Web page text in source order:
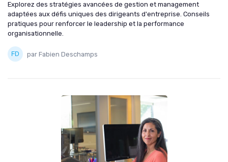
Explorez des stratégies avancées de gestion et management
adaptées aux défis uniques des dirigeants d'entreprise. Conseils
pratiques pour renforcer le leadership et la performance
organisationnelle.
par Fabien Deschamps